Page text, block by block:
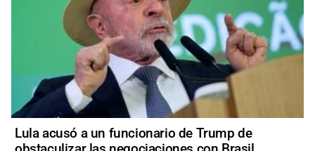
Lula acusó a un funcionario de Trump de